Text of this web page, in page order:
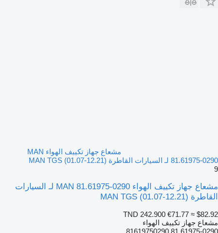
مشعاع جهاز تكييف الهواء MAN
81.61975-0290 لـ السيارات القاطرة MAN TGS (01.07-12.21)
9
مشعاع جهاز تكييف الهواء MAN 81.61975-0290 لـ السيارات
القاطرة MAN TGS (01.07-12.21)
TND 242.900 €71.77 ≈ $82.92
مشعاع جهاز تكييف الهواء
81.61975-0290 81619750290